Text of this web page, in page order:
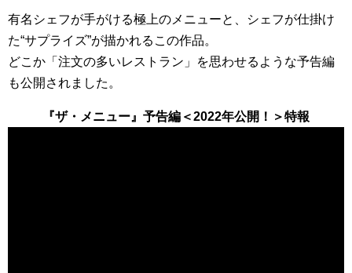
有名シェフが手がける極上のメニューと、シェフが仕掛け
た“サプライズ”が描かれるこの作品。
どこか「注文の多いレストラン」を思わせるような予告編
も公開されました。
『ザ・メニュー』予告編＜2022年公開！＞特報